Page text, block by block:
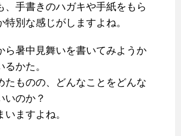
、手書きのハガキや手紙をもら
特別な感じがしますよね。
ら暑中見舞いを書いてみようか
かた。
たものの、どんなことをどんな
いのか？
いますよね。